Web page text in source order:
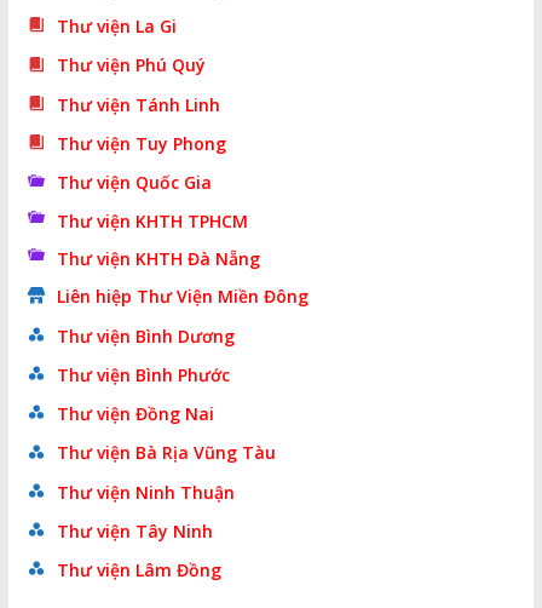
Thư viện La Gi
Thư viện Phú Quý
Thư viện Tánh Linh
Thư viện Tuy Phong
Thư viện Quốc Gia
Thư viện KHTH TPHCM
Thư viện KHTH Đà Nẵng
Liên hiệp Thư Viện Miền Đông
Thư viện Bình Dương
Thư viện Bình Phước
Thư viện Đồng Nai
Thư viện Bà Rịa Vũng Tàu
Thư viện Ninh Thuận
Thư viện Tây Ninh
Thư viện Lâm Đồng